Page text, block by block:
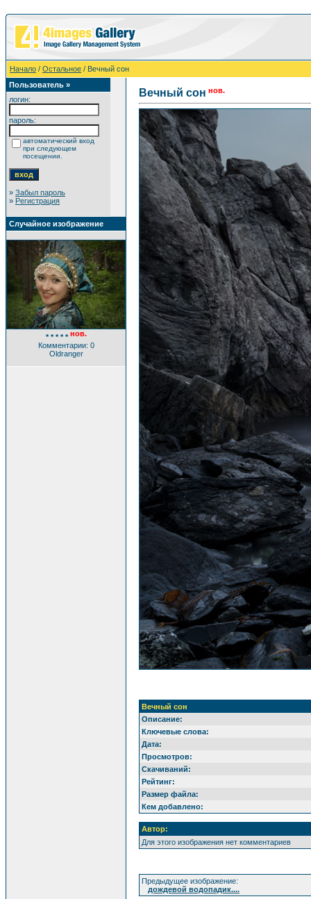
Начало / Остальное / Вечный сон
Пользователь »
логин:
пароль:
автоматический вход
при следующем
посещении.
» Забыл пароль
» Регистрация
Случайное изображение
* * * * * нов.
Комментарии: 0
Oldranger
Вечный сон нов.
Вечный сон
Описание:
Ключевые слова:
Дата:
Просмотров:
Скачиваний:
Рейтинг:
Размер файла:
Кем добавлено:
Автор:
Для этого изображения нет комментариев
Предыдущее изображение:
дождевой водопадик....